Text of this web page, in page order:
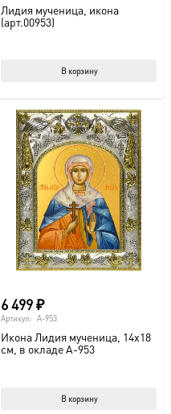
Лидия мученица, икона
(арт.00953)
В корзину
6 499₽
Артикул: A-953
Икона Лидия мученица, 14х18
см, в окладе A-953
В корзину